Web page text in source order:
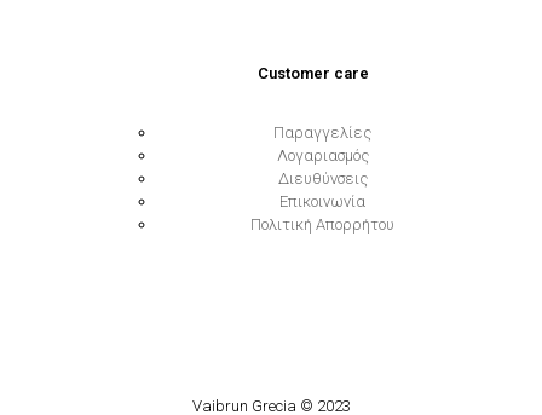
Customer care
Παραγγελίες
Λογαριασμός
Διευθύνσεις
Επικοινωνία
Πολιτική Απορρήτου
Vaibrun Grecia © 2023